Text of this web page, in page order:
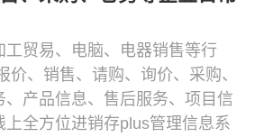
贸易、电脑、电器销售等行
价、销售、请购、询价、采购、
、产品信息、售后服务、项目信
上全方位进销存plus管理信息系